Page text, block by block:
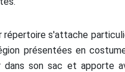
répertoire s'attache
présentées en
dans son sac et apporte